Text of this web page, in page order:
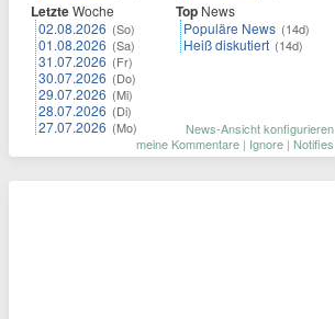
LetzteWoche
02.08.2026 (So)
01.08.2026 (Sa)
31.07.2026 (Fr)
30.07.2026 (Do)
29.07.2026 (Mi)
28.07.2026 (Di)
27.07.2026 (Mo)
Top News
Populäre News (14d)
Heiß diskutiert (14d)
News-Ansicht konfigurieren
meine Kommentare | Ignore | Notifies